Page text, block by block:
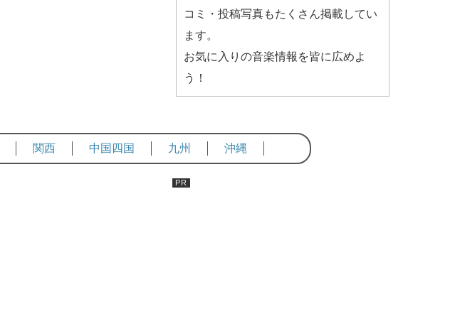
コミ・投稿写真もたくさん掲載してい
ます。
お気に入りの音楽情報を皆に広めよ
う！
関西 中国四国 九州 沖縄